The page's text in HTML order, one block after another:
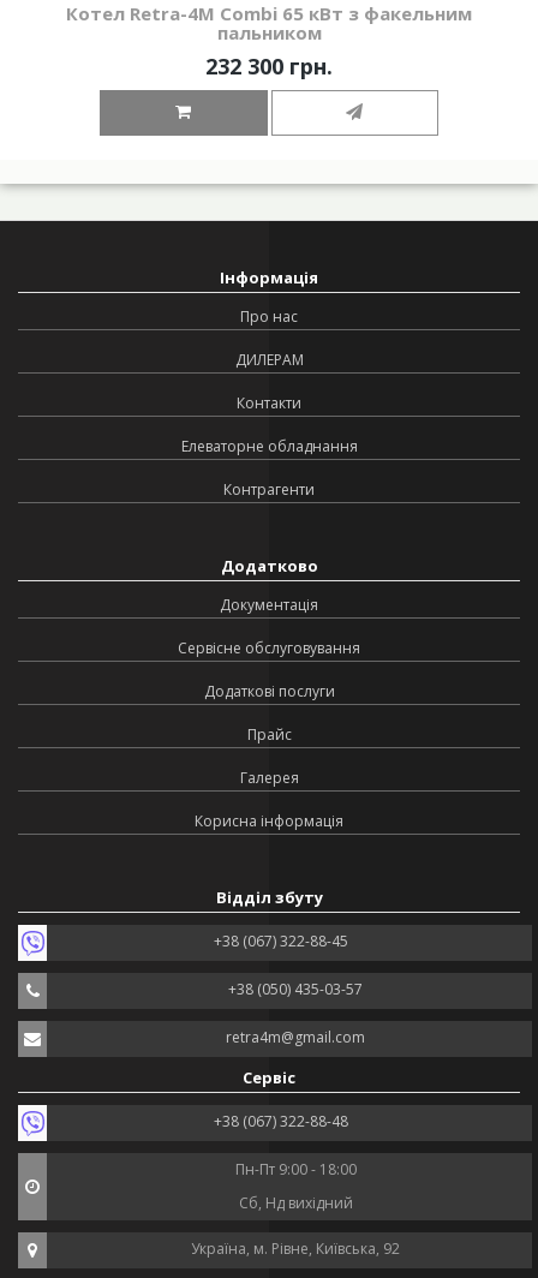
Котел Retra-4М Combi 65 кВт з факельним
пальником
232 300 грн.
Інформація
Про нас
ДИЛЕРАМ
Контакти
Елеваторне обладнання
Контрагенти
Додатково
Документація
Сервісне обслуговування
Додаткові послуги
Прайс
Галерея
Корисна інформація
Відділ збуту
+38 (067) 322-88-45
+38 (050) 435-03-57
retra4m@gmail.com
Сервіс
+38 (067) 322-88-48
Пн-Пт 9:00 - 18:00
Сб, Нд вихідний
Україна, м. Рівне, Київська, 92